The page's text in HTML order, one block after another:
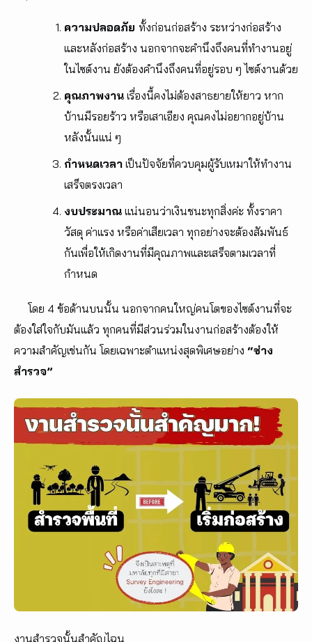
ความปลอดภัย ทั้งก่อนก่อสร้าง ระหว่างก่อสร้าง
และหลังก่อสร้าง นอกจากจะคำนึงถึงคนที่ทำงานอยู่
ในไซต์งาน ยังต้องคำนึงถึงคนที่อยู่รอบ ๆ ไซต์งานด้วย
คุณภาพงาน เรื่องนี้คงไม่ต้องสาธยายให้ยาว หาก
บ้านมีรอยร้าว หรือเสาเอียง คุณคงไม่อยากอยู่บ้าน
หลังนั้นแน่ ๆ
กำหนดเวล​า ​ เป็นปัจจัยที่ควบคุมผู้รับเหมาให้ทำงาน
เสร็จตรงเวลา
งบประมาณ ​ แน่นอนว่าเงินชนะทุกสิ่งค่ะ ทั้งราคา
วัสดุ ค่าแรง​ หรือค่าเสียเวลา ทุกอย่างจะต้องสัมพันธ์
กันเพื่อให้เกิดงานที่มีคุณภาพและเสร็จตามเวลาที่
กำหนด
โดย​ 4 ข้อด้านบนนั้น นอกจากคนใหญ่คนโตของไซต์งานที่จะ
ต้องใส่ใจกับมันแล้ว ทุกคนที่มีส่วนร่วมในงานก่อสร้างต้องให้
ความสำคัญเช่นกัน โดยเฉพาะตำแหน่งสุดพิเศษอย่าง “ช่าง
สำรวจ”
งานสำรวจนั้นสำคัญไฉน